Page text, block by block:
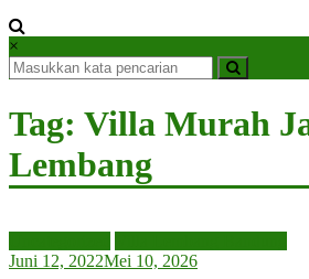
×
Tag: Villa Murah
Lembang
Juni 12, 2022Mei 10, 2026